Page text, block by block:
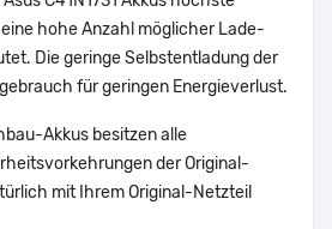
hohe Anzahl möglicher Lade-
Die geringe Selbstentladung der
für geringen Energieverlust.
Akkus besitzen alle
der Original-
mit Ihrem Original-Netzteil